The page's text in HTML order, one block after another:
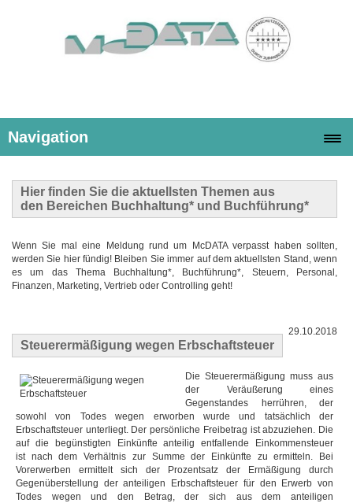
Navigation
Hier finden Sie die aktuellsten Themen aus
den Bereichen Buchhaltung* und Buchführung*
Wenn Sie mal eine Meldung rund um McDATA verpasst haben sollten,
werden Sie hier fündig! Bleiben Sie immer auf dem aktuellsten Stand, wenn
es um das Thema Buchhaltung*, Buchführung*, Steuern, Personal,
Finanzen, Marketing, Vertrieb oder Controlling geht!
Steuerermäßigung wegen Erbschaftsteuer
29.10.2018
Die Steuerermäßigung muss aus
der Veräußerung eines
Gegenstandes herrühren, der
sowohl von Todes wegen erworben wurde und tatsächlich der
Erbschaftsteuer unterliegt. Der persönliche Freibetrag ist abzuziehen. Die
auf die begünstigten Einkünfte anteilig entfallende Einkommensteuer
ist nach dem Verhältnis zur Summe der Einkünfte zu ermitteln. Bei
Vorerwerben ermittelt sich der Prozentsatz der Ermäßigung durch
Gegenüberstellung der anteiligen Erbschaftsteuer für den Erwerb von
Todes wegen und den Betrag, der sich aus dem anteiligen